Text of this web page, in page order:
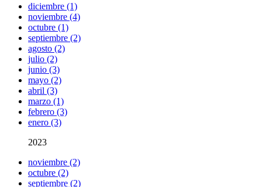
diciembre (1)
noviembre (4)
octubre (1)
septiembre (2)
agosto (2)
julio (2)
junio (3)
mayo (2)
abril (3)
marzo (1)
febrero (3)
enero (3)
2023
noviembre (2)
octubre (2)
septiembre (2)